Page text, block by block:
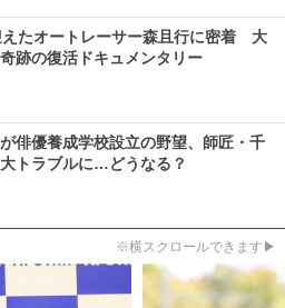
えたオートレーサー森且行に密着 大
跡の復活ドキュメンタリー
俳優養成学校設立の野望、師匠・千
トラブルに…どうなる？
※横スクロールできます▶